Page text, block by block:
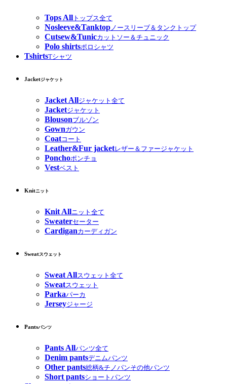
Tops All トップス全て
Nosleeve&Tanktop ノースリーブ＆タンクトップ
Cutsew&Tunicカットソー＆チュニック
Polo shirtsポロシャツ
TshirtsTシャツ
Jacketジャケット
Jacket Allジャケット全て
Jacketジャケット
Blousonブルゾン
Gownガウン
Coatコート
Leather&Fur jacketレザー＆ファージャケット
Ponchoポンチョ
Vestベスト
Knitニット
Knit Allニット全て
Sweaterセーター
Cardiganカーディガン
Sweatスウェット
Sweat Allスウェット全て
Sweatスウェット
Parkaパーカ
Jerseyジャージ
Pantsパンツ
Pants Allパンツ全て
Denim pantsデニムパンツ
Other pants総柄&チノパンその他パンツ
Short pantsショートパンツ